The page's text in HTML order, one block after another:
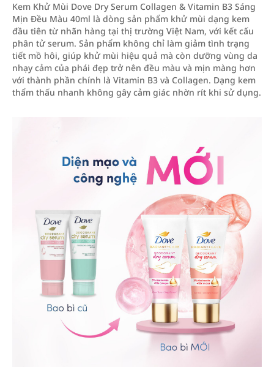
Kem Khử Mùi Dove Dry Serum Collagen & Vitamin B3 Sáng
Mịn Đều Màu 40ml là dòng sản phẩm khử mùi dạng kem
đầu tiên từ nhãn hàng tại thị trường Việt Nam, với kết cấu
phân tử serum. Sản phẩm không chỉ làm giảm tình trạng
tiết mồ hôi, giúp khử mùi hiệu quả mà còn dưỡng vùng da
nhạy cảm của phái đẹp trở nên đều màu và mịn màng hơn
với thành phần chính là Vitamin B3 và Collagen. Dạng kem
thẩm thấu nhanh không gây cảm giác nhờn rít khi sử dụng.